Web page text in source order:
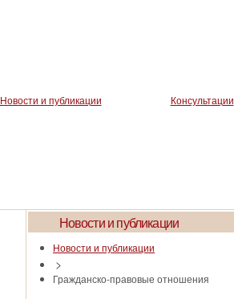
Новости и публикации Консультации
Новости и публикации
Новости и публикации
>
Гражданско-правовые отношения